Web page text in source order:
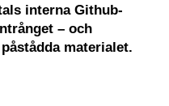
interna Github-
– och
materialet.